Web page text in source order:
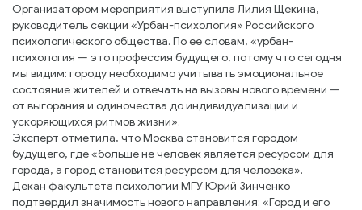
Организатором мероприятия выступила Лилия Щекина,
руководитель секции «Урбан-психология» Российского
психологического общества. По ее словам, «урбан-
психология — это профессия будущего, потому что сегодня
мы видим: городу необходимо учитывать эмоциональное
состояние жителей и отвечать на вызовы нового времени —
от выгорания и одиночества до индивидуализации и
ускоряющихся ритмов жизни».
Эксперт отметила, что Москва становится городом
будущего, где «больше не человек является ресурсом для
города, а город становится ресурсом для человека».
Декан факультета психологии МГУ Юрий Зинченко
подтвердил значимость нового направления: «Город и его